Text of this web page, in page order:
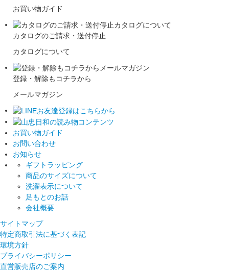
お買い物ガイド
カタログのご請求・送付停止
カタログについて
登録・解除もコチラから
メールマガジン
お買い物ガイド
お問い合わせ
お知らせ
ギフトラッピング
商品のサイズについて
洗濯表示について
足もとのお話
会社概要
サイトマップ
特定商取引法に基づく表記
環境方針
プライバシーポリシー
直営販売店のご案内